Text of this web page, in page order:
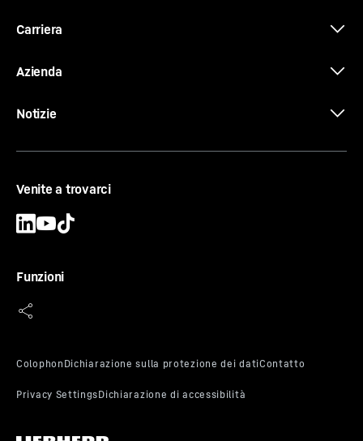
Carriera
Azienda
Notizie
Venite a trovarci
Funzioni